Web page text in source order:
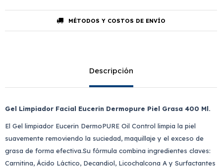
MÉTODOS Y COSTOS DE ENVÍO
Descripción
Gel Limpiador Facial Eucerin Dermopure Piel Grasa 400 Ml.
El Gel limpiador Eucerin DermoPURE Oil Control limpia la piel
suavemente removiendo la suciedad, maquillaje y el exceso de
grasa de forma efectiva.Su fórmula combina ingredientes claves:
Carnitina, Ácido Láctico, Decandiol, Licochalcona A y Surfactantes